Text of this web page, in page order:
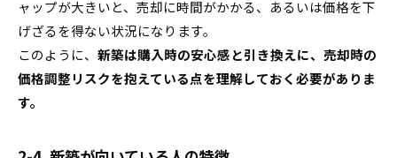
ャップが大きいと、売却に時間がかかる、あるいは価格を下
げざるを得ない状況になります。
このように、 新築は購入時の安心感と引き換えに、売却時の
価格調整リスクを抱えている点を理解しておく必要がありま
す。